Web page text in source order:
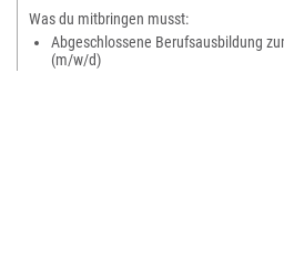
Was du mitbringen musst:
Abgeschlossene Berufsausbildung
(m/w/d)